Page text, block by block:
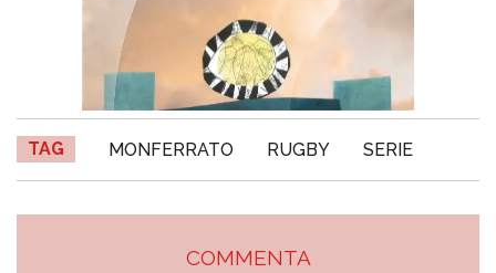
TAG MONFERRATO RUGBY SERIE
COMMENTA